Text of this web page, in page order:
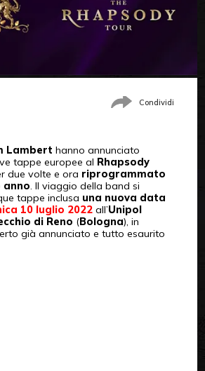
Condividi
Lambert hanno annunciato
tappe europee al Rhapsody
due volte e ora riprogrammato
anno. Il viaggio della band si
tappe inclusa una nuova data
10 luglio 2022all’Unipol
di Reno (Bologna), in
già annunciato e tutto esaurito